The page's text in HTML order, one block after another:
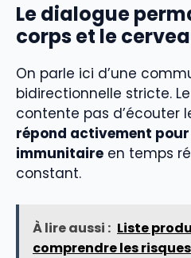
Le dialogue
corps et le
On parle ici d’une
bidirectionnelle stricte.
contente pas d’écouter
répond activement
immunitaire en temps
constant.
À lire aussi : Liste
comprendre les risques